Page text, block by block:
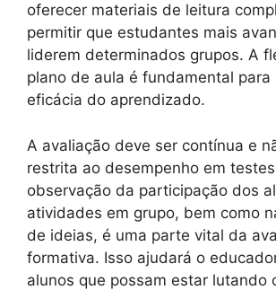
oferecer materiais de leitura
permitir que estudantes mais
liderem determinados grupos. A
plano de aula é fundamental para
eficácia do aprendizado.
A avaliação deve ser contínua e
restrita ao desempenho em
observação da participação dos
atividades em grupo, bem como
de ideias, é uma parte vital da
formativa. Isso ajudará o
alunos que possam estar lutando